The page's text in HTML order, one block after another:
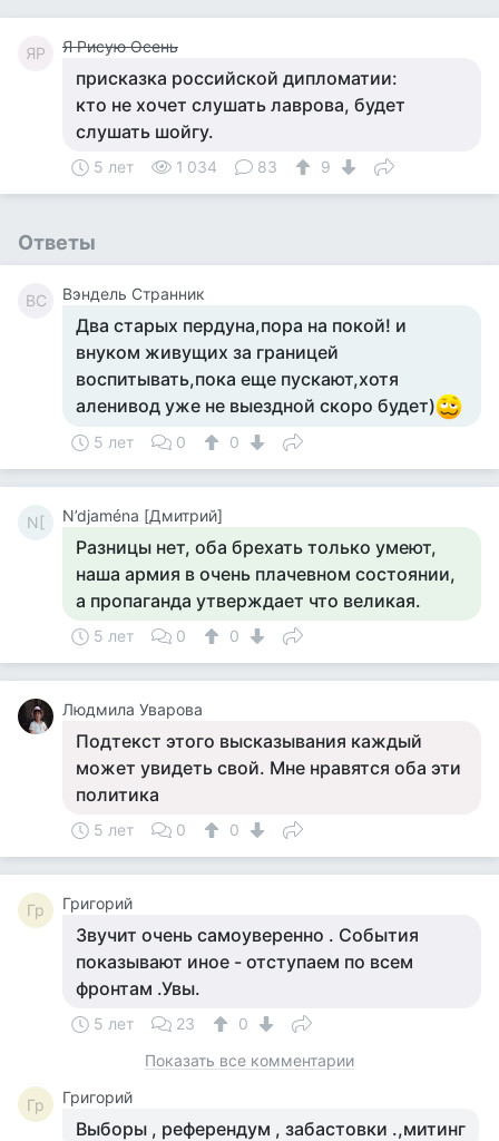
ЯР Я Рисую Осень
присказка российской дипломатии:
кто не хочет слушать лаврова, будет
слушать шойгу.
5 лет 1 034 83 9
Ответы
ВС Вэндель Странник
Два старых пердуна,пора на покой! и
внуком живущих за границей
воспитывать,пока еще пускают,хотя
аленивод уже не выездной скоро будет)
5 лет 0 0
N[ N’djaména [Дмитрий]
Разницы нет, оба брехать только умеют,
наша армия в очень плачевном состоянии,
а пропаганда утверждает что великая.
5 лет 0 0
Людмила Уварова
Подтекст этого высказывания каждый
может увидеть свой. Мне нравятся оба эти
политика
5 лет 0 0
Гр Григорий
Звучит очень самоуверенно . События
показывают иное - отступаем по всем
фронтам .Увы.
5 лет 23
0
Показать все комментарии
Гр Григорий
Выборы , референдум , забастовки .,митинг